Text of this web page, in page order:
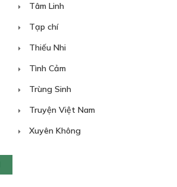
Tâm Linh
Tạp chí
Thiếu Nhi
Tình Cảm
Trùng Sinh
Truyện Việt Nam
Xuyên Không